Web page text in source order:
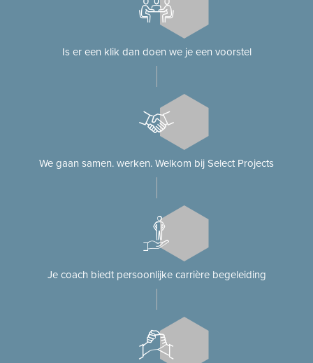
Is er een klik dan doen we je een voorstel
We gaan samen. werken. Welkom bij Select Projects
Je coach biedt persoonlijke carrière begeleiding